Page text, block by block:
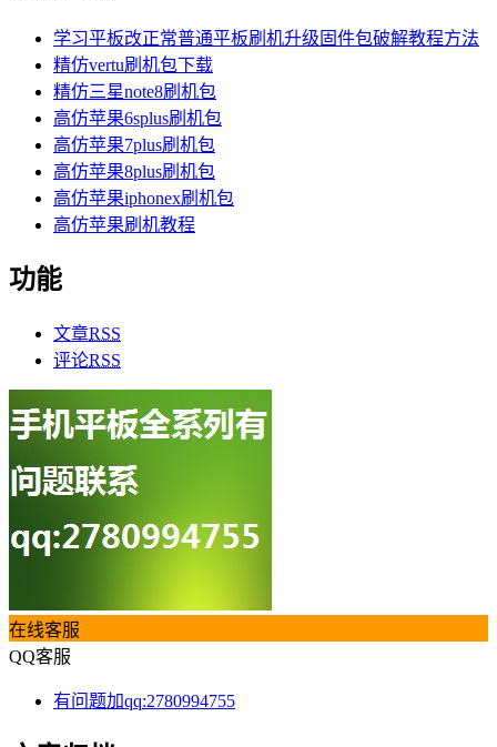
学习平板改正常普通平板刷机升级固件包破解教程方法
精仿vertu刷机包下载
精仿三星note8刷机包
高仿苹果6splus刷机包
高仿苹果7plus刷机包
高仿苹果8plus刷机包
高仿苹果iphonex刷机包
高仿苹果刷机教程
功能
文章RSS
评论RSS
在线客服
QQ客服
有问题加qq:2780994755